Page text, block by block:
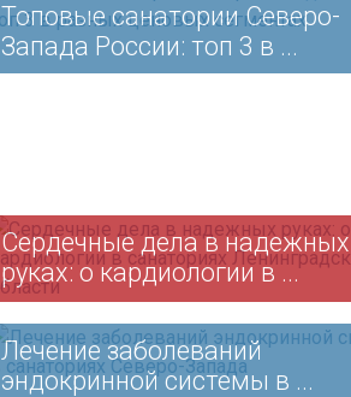
Топовые санатории Северо-
Запада России: топ 3 в ...
Сердечные дела в надежных
руках: о кардиологии в ...
Лечение заболеваний
эндокринной системы в ...